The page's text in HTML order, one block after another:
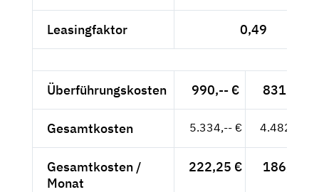
Leasingfaktor 0,49
Überführungskosten 990,-- € 831,93 €
Gesamtkosten 5.334,-- € 4.482,35 €
Gesamtkosten /
Monat
222,25 € 186,76 €